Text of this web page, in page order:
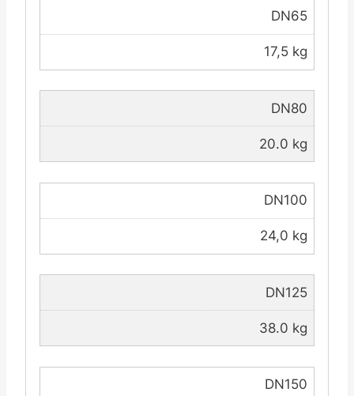
DN65
17,5 kg
DN80
20.0 kg
DN100
24,0 kg
DN125
38.0 kg
DN150